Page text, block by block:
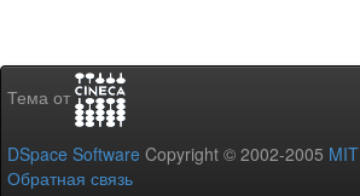
Тема от
DSpace Software Copyright © 2002-2005 MIT
Обратная связь